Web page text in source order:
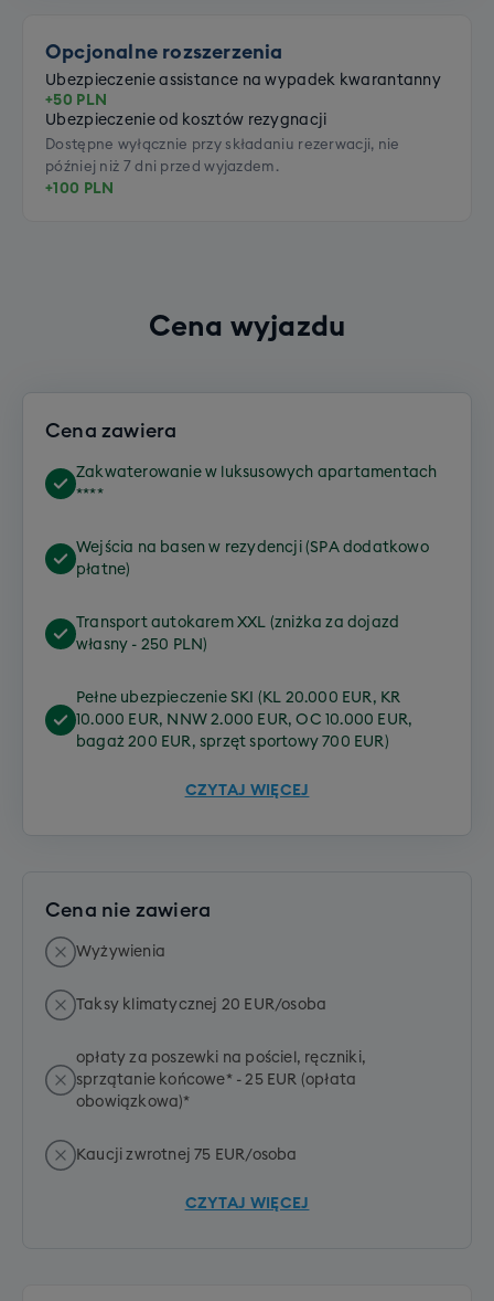
Opcjonalne rozszerzenia
Ubezpieczenie assistance na wypadek kwarantanny
+50 PLN
Ubezpieczenie od kosztów rezygnacji
Dostępne wyłącznie przy składaniu rezerwacji, nie
później niż 7 dni przed wyjazdem.
+100 PLN
Cena wyjazdu
Cena zawiera
Zakwaterowanie w luksusowych apartamentach
****
Wejścia na basen w rezydencji (SPA dodatkowo
płatne)
Transport autokarem XXL (zniżka za dojazd
własny - 250 PLN)
Pełne ubezpieczenie SKI (KL 20.000 EUR, KR
10.000 EUR, NNW 2.000 EUR, OC 10.000 EUR,
bagaż 200 EUR, sprzęt sportowy 700 EUR)
CZYTAJ WIĘCEJ
Cena nie zawiera
Wyżywienia
Taksy klimatycznej 20 EUR/osoba
opłaty za poszewki na pościel, ręczniki,
sprzątanie końcowe* - 25 EUR (opłata
obowiązkowa)*
Kaucji zwrotnej 75 EUR/osoba
CZYTAJ WIĘCEJ